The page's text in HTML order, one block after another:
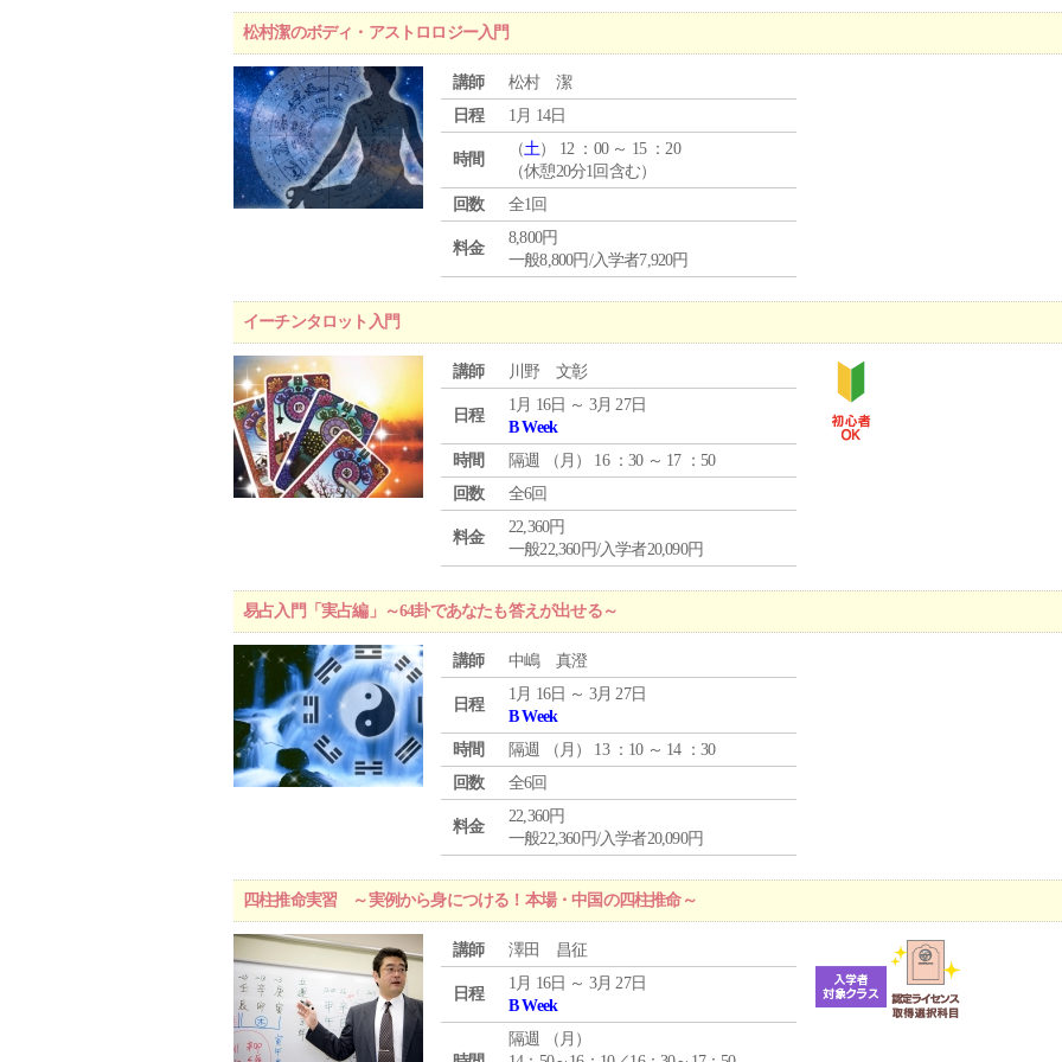
松村潔のボディ・アストロロジー入門
講師
松村 潔
日程
1月 14日
時間
（土） 12 ：00 ～ 15 ：20
（休憩20分1回含む）
回数
全1回
料金
8,800円
一般8,800円/入学者7,920円
イーチンタロット入門
講師 川野 文彰
日程
1月 16日 ～ 3月 27日
B Week
時間
隔週 （ 月 ） 16 ：30 ～ 17 ：50
回数
全6回
料金
22,360円
一般22,360円/入学者20,090円
易占入門「実占編」～64卦であなたも答えが出せる～
講師 中嶋 真澄
日程
1月 16日 ～ 3月 27日
B Week
時間
隔週 （ 月 ） 13 ：10 ～ 14 ：30
回数
全6回
料金
22,360円
一般22,360円/入学者20,090円
四柱推命実習 ～実例から身につける！本場・中国の四柱推命～
講師 澤田 昌征
日程
1月 16日 ～ 3月 27日
B Week
隔週 （ 月 ）